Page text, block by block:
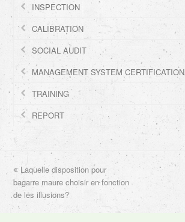
INSPECTION
CALIBRATION
SOCIAL AUDIT
MANAGEMENT SYSTEM CERTIFICATION
TRAINING
REPORT
previous
post:
Laquelle disposition pour
bagarre maure choisir en fonction
de les illusions?